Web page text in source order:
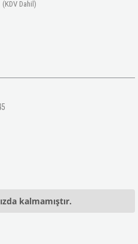
(KDV Dahil)
kalmamıştır.